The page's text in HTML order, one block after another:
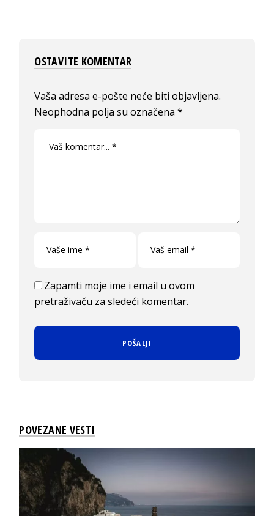
OSTAVITE KOMENTAR
Vaša adresa e-pošte neće biti objavljena.
Neophodna polja su označena*
Zapamti moje ime i email u ovom
pretraživaču za sledeći komentar.
POVEZANE VESTI